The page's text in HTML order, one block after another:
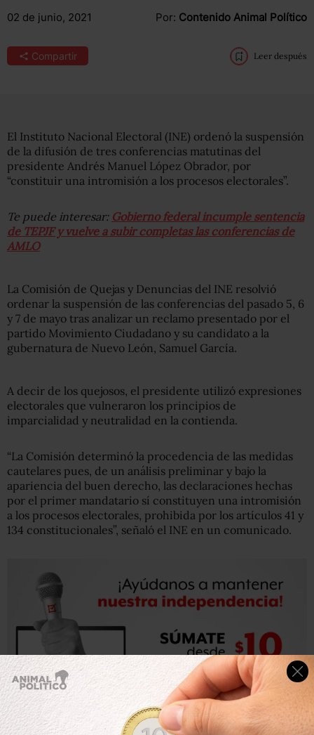
02 de junio, 2021 Por: Contenido Animal Político
Compartir Leer después
El Instituto Nacional Electoral (INE) ordenó la suspensión
de la difusión de tres conferencias matutinas del
presidente Andrés Manuel López Obrador, por
“constituir una intromisión a los procesos electorales”.
Te puede interesar: Gobierno federal incumple sentencia
de TEPJF y vuelve a subir completas las conferencias de
AMLO
La Comisión de Quejas y Denuncias del INE resolvió
ordenar la suspensión de las conferencias del pasado 5, 6
y 7 de mayo tras analizar un reclamo presentado por el
partido Movimiento Ciudadano y su candidato a la
gubernatura de Nuevo León, Samuel García.
A decir de los quejosos, el presidente utilizó expresiones
electorales que vulneraron los principios de
imparcialidad y neutralidad en la contienda.
“La Comisión determinó la procedencia de las medidas
cautelares pues, de un análisis preliminar y bajo la
apariencia del buen derecho, las declaraciones hechas
por el primer mandatario sí constituyen una intromisión
a los procesos electorales, prohibida por los artículos 41 y
134 constitucionales”, señaló el INE en un comunicado.